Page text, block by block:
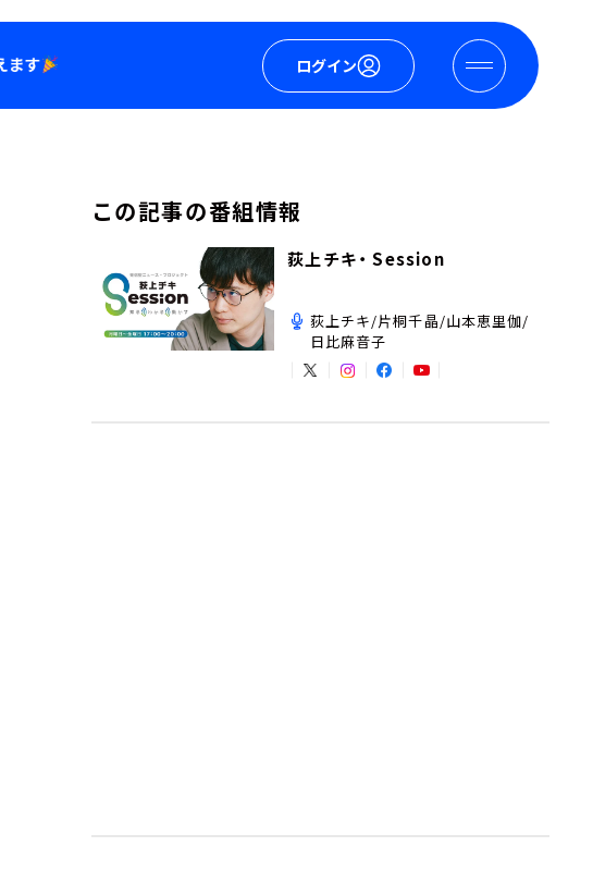
ログイン
この記事の番組情報
荻上チキ・ Session
荻上チキ/片桐千晶/山本恵里伽/
日比麻音子